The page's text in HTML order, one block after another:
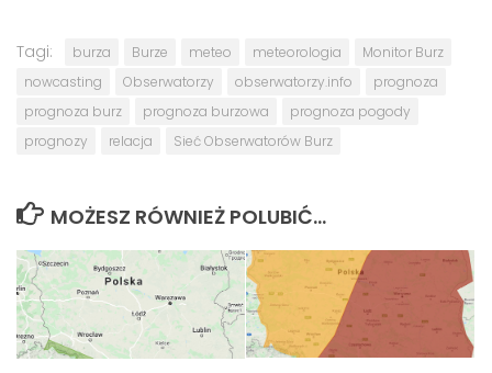
Tagi: burza Burze meteo meteorologia
Monitor Burz
nowcasting
Obserwatorzy obserwatorzy.info
prognoza
prognoza burz
prognoza burzowa
prognoza pogody
prognozy
relacja Sieć Obserwatorów Burz
MOŻESZ RÓWNIEŻ POLUBIĆ…